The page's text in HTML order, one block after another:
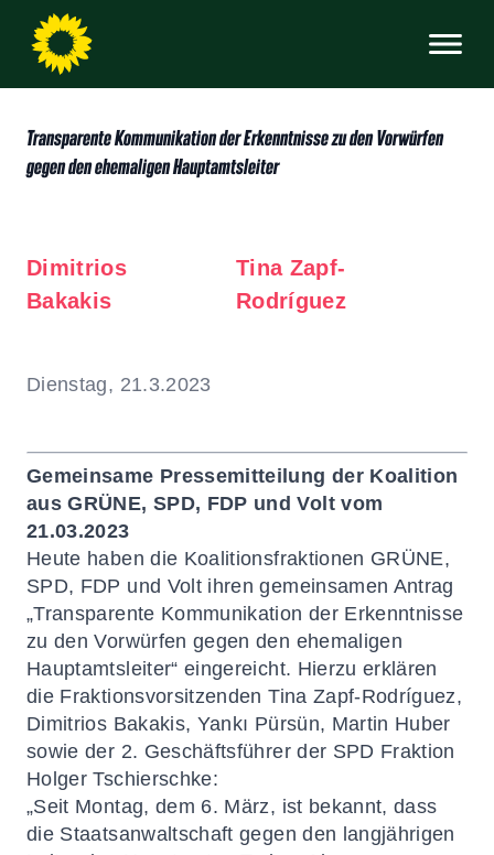
Transparente Kommunikation der Erkenntnisse zu den Vorwürfen
gegen den ehemaligen Hauptamtsleiter
Dimitrios
Bakakis
Tina Zapf-
Rodríguez
Dienstag, 21.3.2023
Gemeinsame Pressemitteilung der Koalition
aus GRÜNE, SPD, FDP und Volt vom
21.03.2023
Heute haben die Koalitionsfraktionen GRÜNE,
SPD, FDP und Volt ihren gemeinsamen Antrag
„Transparente Kommunikation der Erkenntnisse
zu den Vorwürfen gegen den ehemaligen
Hauptamtsleiter“ eingereicht. Hierzu erklären
die Fraktionsvorsitzenden Tina Zapf-Rodríguez,
Dimitrios Bakakis, Yankı Pürsün, Martin Huber
sowie der 2. Geschäftsführer der SPD Fraktion
Holger Tschierschke:
„Seit Montag, dem 6. März, ist bekannt, dass
die Staatsanwaltschaft gegen den langjährigen